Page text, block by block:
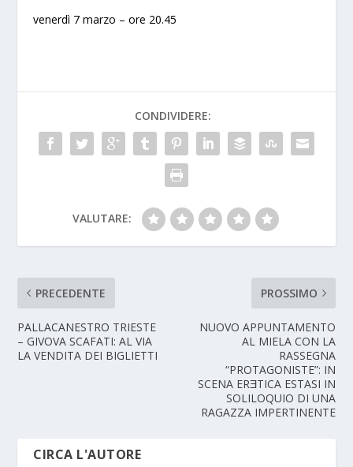
venerdì 7 marzo – ore 20.45
CONDIVIDERE:
VALUTARE:
PRECEDENTE
PALLACANESTRO TRIESTE
– GIVOVA SCAFATI: AL VIA
LA VENDITA DEI BIGLIETTI
PROSSIMO
NUOVO APPUNTAMENTO
AL MIELA CON LA
RASSEGNA
“PROTAGONISTE”: IN
SCENA ERƎTICA ESTASI IN
SOLILOQUIO DI UNA
RAGAZZA IMPERTINENTE
CIRCA L'AUTORE